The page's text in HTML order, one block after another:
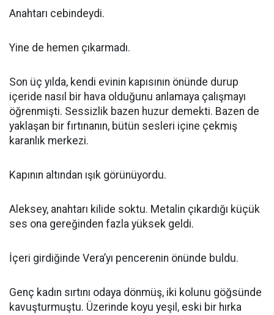
Anahtarı cebindeydi.
Yine de hemen çıkarmadı.
Son üç yılda, kendi evinin kapısının önünde durup
içeride nasıl bir hava olduğunu anlamaya çalışmayı
öğrenmişti. Sessizlik bazen huzur demekti. Bazen de
yaklaşan bir fırtınanın, bütün sesleri içine çekmiş
karanlık merkezi.
Kapının altından ışık görünüyordu.
Aleksey, anahtarı kilide soktu. Metalin çıkardığı küçük
ses ona gereğinden fazla yüksek geldi.
İçeri girdiğinde Vera’yı pencerenin önünde buldu.
Genç kadın sırtını odaya dönmüş, iki kolunu göğsünde
kavuşturmuştu. Üzerinde koyu yeşil, eski bir hırka